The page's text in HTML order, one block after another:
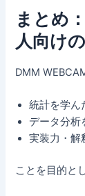
まとめ
人向け
DMM
統計を学ん
データ分析
実装力・解
ことを目的と